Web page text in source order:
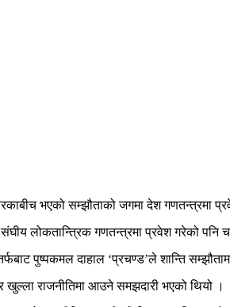
भएको सम्झौताको जगमा देश गणतन्त्रमा
लोकतान्त्रिक गणतन्त्रमा प्रवेश गरेको पनि
पुष्पकमल दाहाल ‘प्रचण्ड’ले शान्ति
खुल्ला राजनीतिमा आउने समझदारी भएको थियो ।